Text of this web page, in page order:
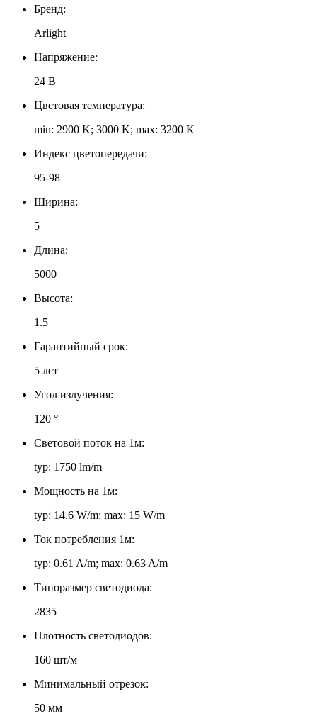
Бренд:
Arlight
Напряжение:
24 В
Цветовая температура:
min: 2900 K; 3000 K; max: 3200 K
Индекс цветопередачи:
95-98
Ширина:
5
Длина:
5000
Высота:
1.5
Гарантийный срок:
5 лет
Угол излучения:
120 °
Световой поток на 1м:
typ: 1750 lm/m
Мощность на 1м:
typ: 14.6 W/m; max: 15 W/m
Ток потребления 1м:
typ: 0.61 A/m; max: 0.63 A/m
Типоразмер светодиода:
2835
Плотность светодиодов:
160 шт/м
Минимальный отрезок:
50 мм